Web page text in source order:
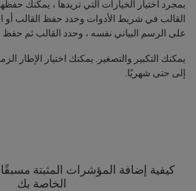
بمجرد اختيار الخيارات التي تريدها ، يمكنك
القالب في شريط الأدوات وحدد حفظ القالب أو
على الرسم البياني نفسه ، وحدد القالب ثم حفظ
يمكنك التكبير والتصغير. يمكنك اختيار الإطار
إلى حتى شهريًا.
كيفية إضافة المؤشرات المثبتة مسبقًا
الخاصة بك